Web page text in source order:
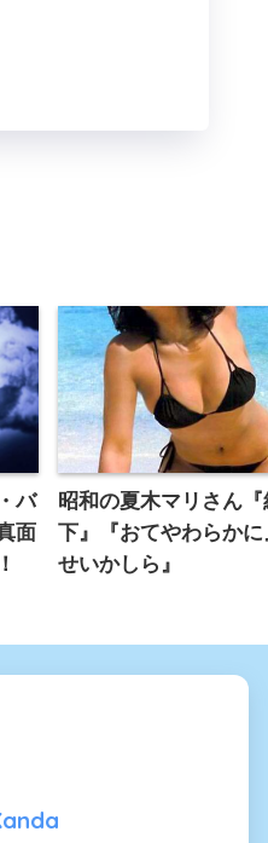
バ
面
昭和の夏木マリさん
下』『おてやわらか
せいかしら』